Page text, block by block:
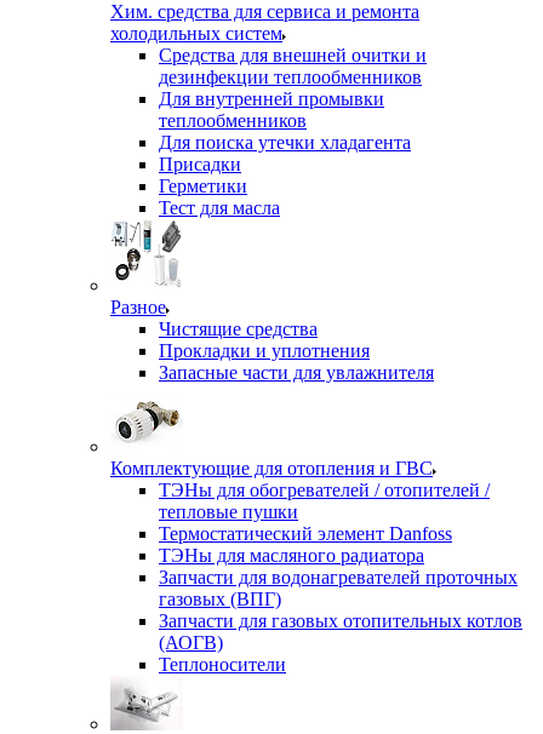
Хим. средства для сервиса и ремонта
холодильных систем
Средства для внешней очитки и
дезинфекции теплообменников
Для внутренней промывки
теплообменников
Для поиска утечки хладагента
Присадки
Герметики
Тест для масла
Разное
Чистящие средства
Прокладки и уплотнения
Запасные части для увлажнителя
Комплектующие для отопления и ГВС
ТЭНы для обогревателей / отопителей /
тепловые пушки
Термостатический элемент Danfoss
ТЭНы для масляного радиатора
Запчасти для водонагревателей проточных
газовых (ВПГ)
Запчасти для газовых отопительных котлов
(АОГВ)
Теплоносители